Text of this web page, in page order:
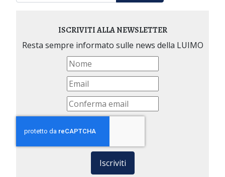
ISCRIVITI ALLA NEWSLETTER
Resta sempre informato sulle news della LUIMO
Iscriviti